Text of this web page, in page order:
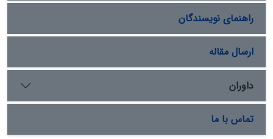
می‌کنند تا همواره سهم بیشتری به خود اختصاص دهند و با
کسب قدرت‌ اجتماعی، نقش مهمی در جامعه روستایی ایفا
نمایند. بررسی تغییرات 50 ساله‌ی قیمت? جاری آب نشان
می‌دهد،‌ این قیمت از نرخ تورم عمومی جامعه، پیروی نکرده
است. در این بررسی نرخ افزایش قیمت آب جاری (نرخ رشد)،
12/0 درصد بدست آمد.
راهنمای نویسندگان
ارسال مقاله
داوران
تماس با ما